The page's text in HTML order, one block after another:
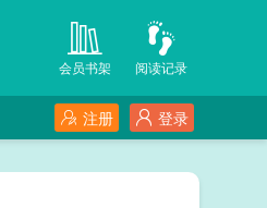
阅读记录
会员书架
登录
注册